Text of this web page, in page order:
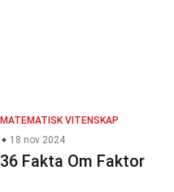
MATEMATISK VITENSKAP
18 nov 2024
36 Fakta Om Faktor